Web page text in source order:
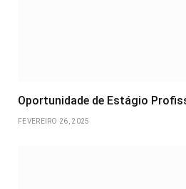
Oportunidade de Estágio
FEVEREIRO 26, 2025